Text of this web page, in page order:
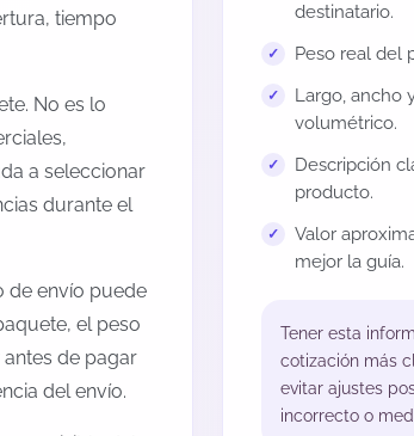
tiempo
No es lo
a seleccionar
durante el
de envío puede
el peso
de pagar
del envío.
destinatario.
Peso real del
Largo, ancho
volumétrico.
Descripción
producto.
Valor
mejor la guía.
Tener esta
cotización más
evitar ajustes
incorrecto o